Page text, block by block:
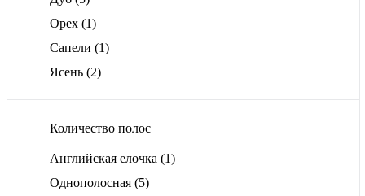
Орех (1)
Сапели (1)
Ясень (2)
Количество полос
Английская елочка (1)
Однополосная (5)